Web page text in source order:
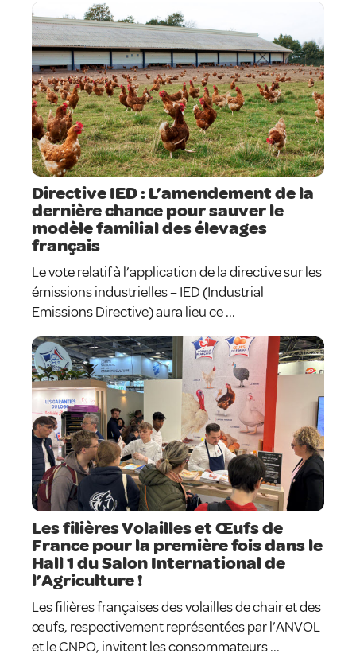
Directive IED : L’amendement de la
dernière chance pour sauver le
modèle familial des élevages
français
Le vote relatif à l’application de la directive sur les
émissions industrielles – IED (Industrial
Emissions Directive) aura lieu ce ...
Les filières Volailles et Œufs de
France pour la première fois dans le
Hall 1 du Salon International de
l’Agriculture !
Les filières françaises des volailles de chair et des
œufs, respectivement représentées par l’ANVOL
et le CNPO, invitent les consommateurs ...